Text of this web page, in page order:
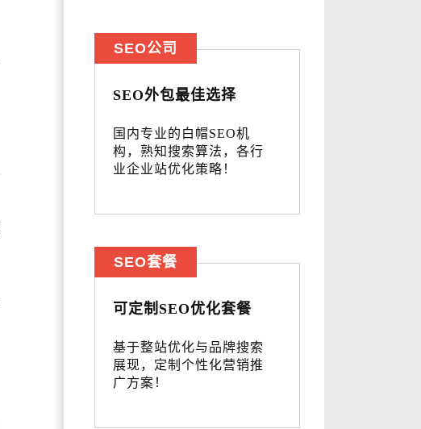
SEO外包最佳选择
国内专业的白帽SEO机
构，熟知搜索算法，各行
业企业站优化策略！
SEO公司
可定制SEO优化套餐
基于整站优化与品牌搜索
展现，定制个性化营销推
广方案！
SEO套餐